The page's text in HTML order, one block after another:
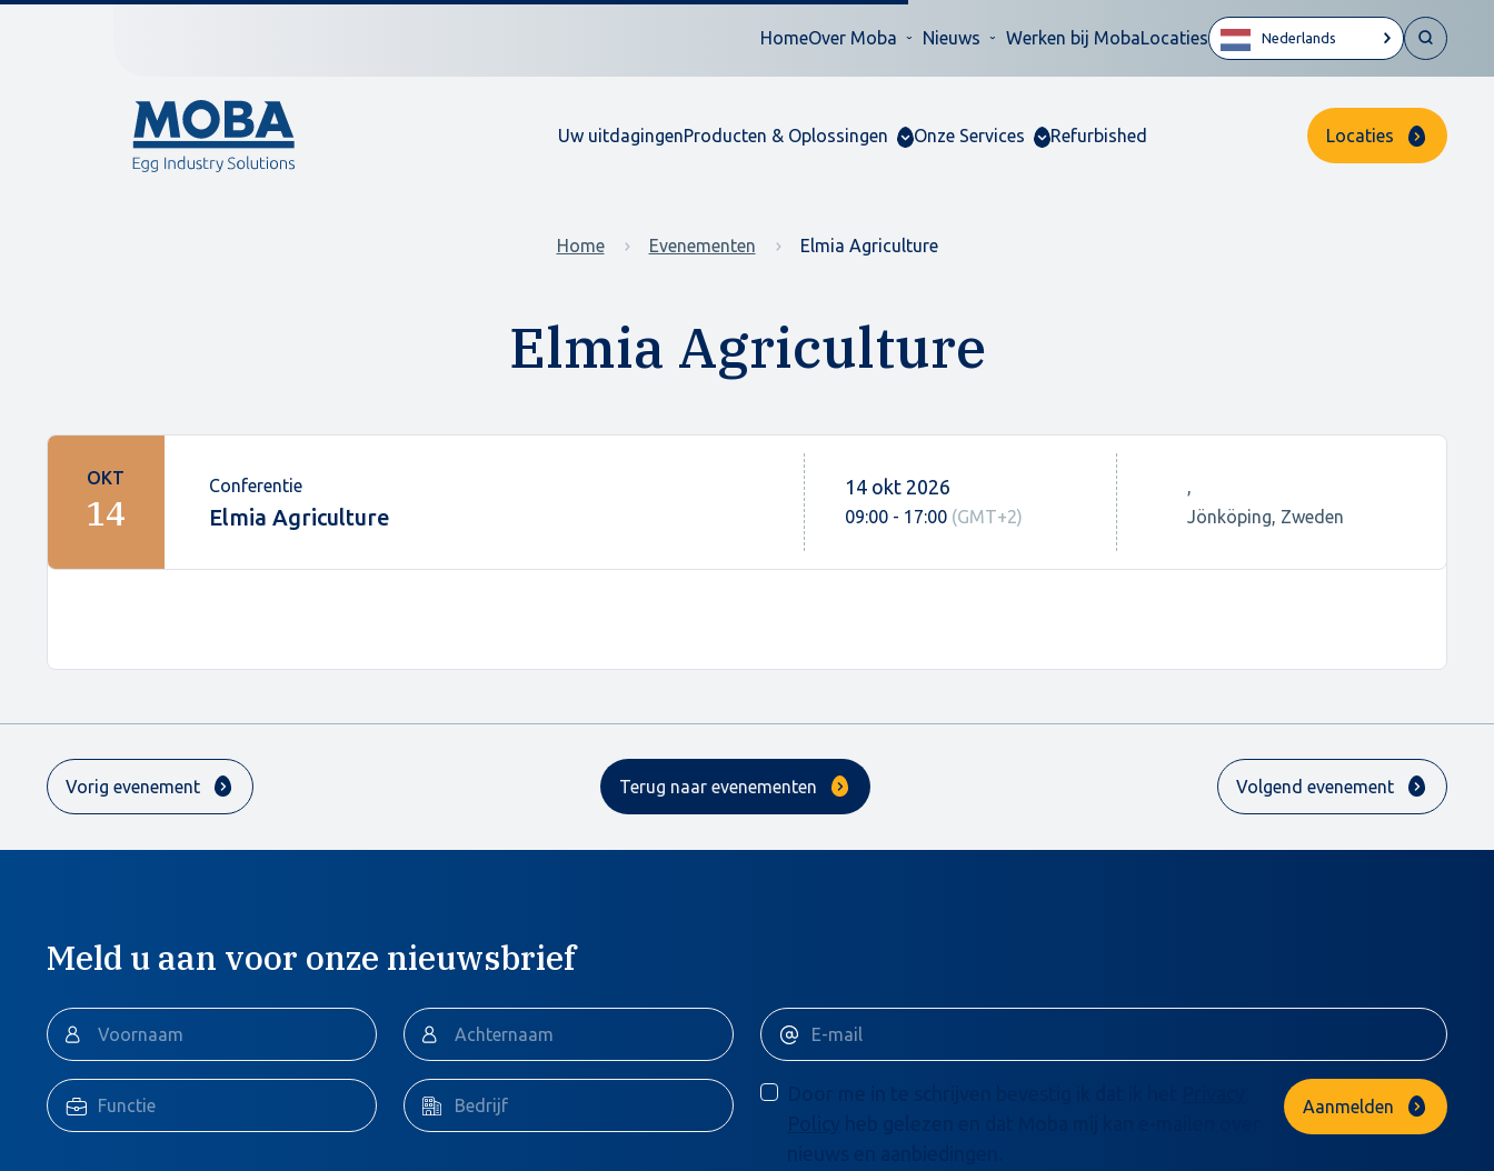
HomeOver Moba Nieuws Werken bij MobaLocaties Nederlands
Uw uitdagingenProducten & Oplossingen Onze Services Refurbished Locaties
Home Evenementen Elmia Agriculture
Elmia Agriculture
OKT
14
Conferentie
Elmia Agriculture
14 okt 2026
09:00 - 17:00 (GMT+2)
,
Jönköping, Zweden
Vorig evenement Terug naar evenementen Volgend evenement
Meld u aan voor onze nieuwsbrief
Door me in te schrijven bevestig ik dat ik het
Policy
nieuws en aanbiedingen.
Aanmelden